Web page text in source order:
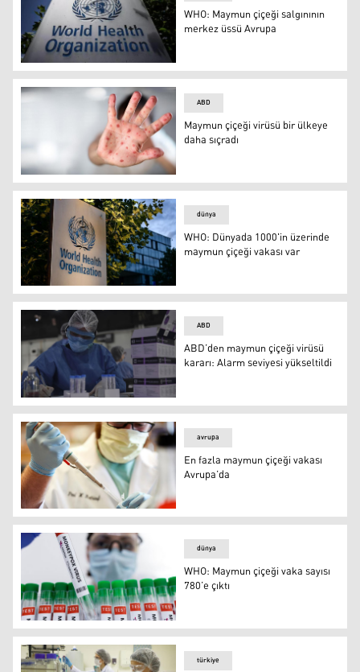
WHO: Maymun çiçeği salgınının merkez üssü Avrupa
WHO: Maymun çiçeği salgınının
merkez üssü Avrupa
Maymun çiçeği virüsü bir ülkeye daha sıçradı
ABD
Maymun çiçeği virüsü bir ülkeye
daha sıçradı
WHO: Dünyada 1000'in üzerinde maymun çiçeği vakası
dünya
WHO: Dünyada 1000'in üzerinde
maymun çiçeği vakası var
ABD’den maymun çiçeği virüsü kararı: Alarm seviyesi
ABD
ABD’den maymun çiçeği virüsü
kararı: Alarm seviyesi yükseltildi
En fazla maymun çiçeği vakası Avrupa’da
avrupa
En fazla maymun çiçeği vakası
Avrupa’da
WHO: Maymun çiçeği vaka sayısı 780’e çıktı
dünya
WHO: Maymun çiçeği vaka sayısı
780’e çıktı
türkiye